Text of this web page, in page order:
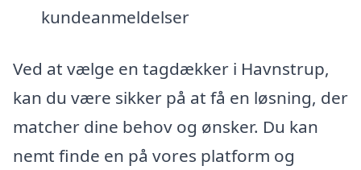
kundeanmeldelser
Ved at vælge en tagdækker i Havnstrup,
kan du være sikker på at få en løsning, der
matcher dine behov og ønsker. Du kan
nemt finde en på vores platform og